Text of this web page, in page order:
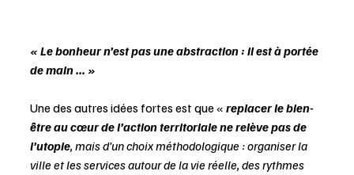
« Le bonheur n’est pas une abstraction : il est à portée
de main ... »
Une des autres idées fortes est que « replacer le bien-
être au cœur de l’action territoriale ne relève pas de
l’utopie, mais d’un choix méthodologique : organiser la
ville et les services autour de la vie réelle, des rythmes